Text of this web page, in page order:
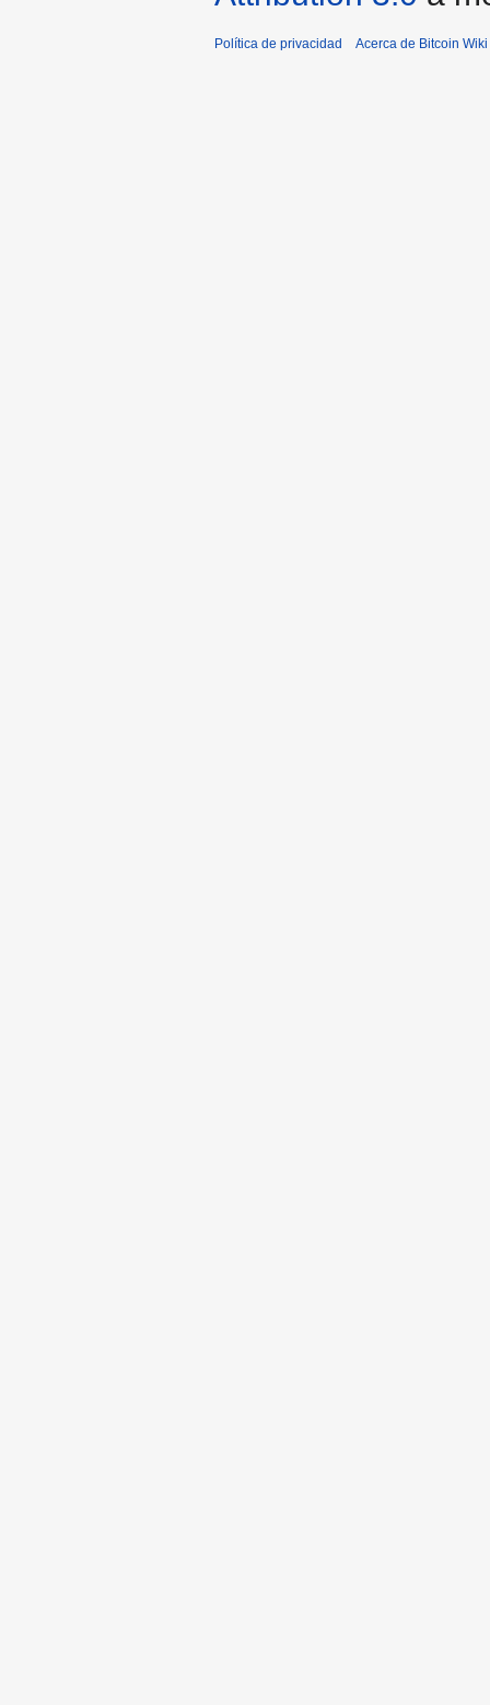
Política de privacidad Acerca de Bitcoin Wiki